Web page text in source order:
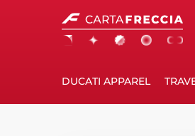
DUCATI APPAREL